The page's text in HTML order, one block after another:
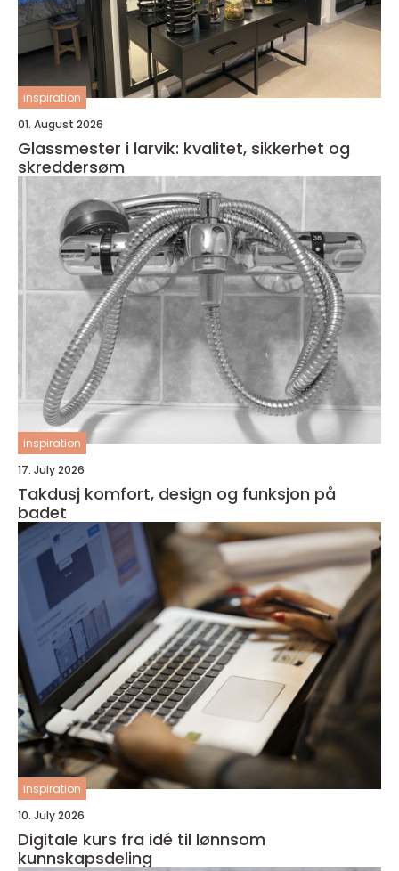
inspiration
01. August 2026
Glassmester i larvik: kvalitet, sikkerhet og
skreddersøm
inspiration
17. July 2026
Takdusj komfort, design og funksjon på
badet
inspiration
10. July 2026
Digitale kurs fra idé til lønnsom
kunnskapsdeling